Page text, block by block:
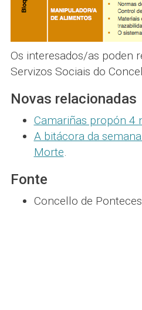
Os interesados/as poden
Servizos Sociais do
Novas relacionadas
Camariñas propón 4
A bitácora da
Morte.
Fonte
Concello de